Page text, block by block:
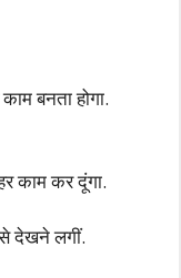
बनता होगा.
काम कर दूंगा.
देखने लगीं.